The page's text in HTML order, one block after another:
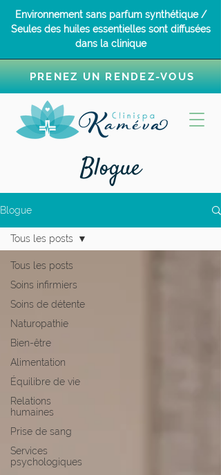
PRENEZ UN RENDEZ-VOUS
Environnement sans parfum synthétique /
Seules des huiles essentielles sont diffusées
dans la clinique
Blogue
Blogue
Tous les posts
Soins infirmiers
Soins de détente
Naturopathie
Bien-être
Alimentation
Équilibre de vie
Relations
humaines
Prise de sang
Services
psychologiques
Tous les posts